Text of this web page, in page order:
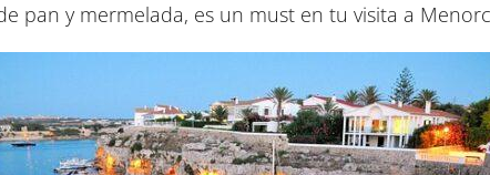
pan y mermelada, es un must en tu visita a